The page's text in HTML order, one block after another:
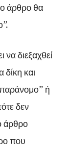
άρθρο θα
διεξαχθεί
και
ή
δεν
άρθρο
που